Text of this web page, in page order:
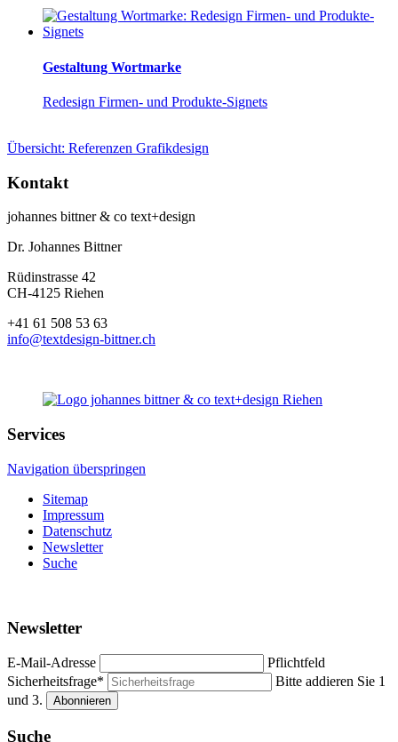
Gestaltung Wortmarke
Redesign Firmen- und Produkte-Signets
Übersicht: Referenzen Grafikdesign
Kontakt
johannes bittner & co text+design
Dr. Johannes Bittner
Rüdinstrasse 42
CH-4125 Riehen
+41 61 508 53 63
info@textdesign-bittner.ch
Services
Navigation überspringen
Sitemap
Impressum
Datenschutz
Newsletter
Suche
Newsletter
E-Mail-Adresse
Pflichtfeld
Sicherheitsfrage*
Bitte addieren Sie 1
und 3.
Suche